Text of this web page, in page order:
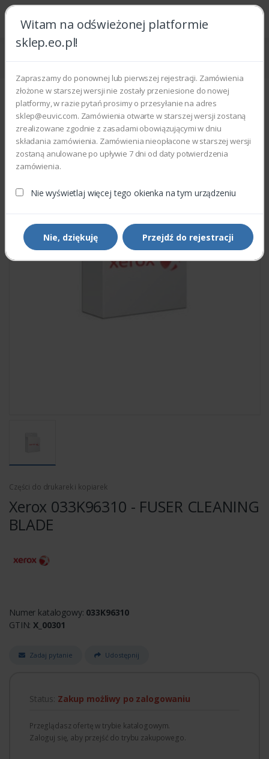
Witam na odświeżonej platformie
sklep.eo.pl!
Zapraszamy do ponownej lub pierwszej rejestracji. Zamówienia
złożone w starszej wersji nie zostały przeniesione do nowej
platformy, w razie pytań prosimy o przesyłanie na adres
sklep@euvic.com. Zamówienia otwarte w starszej wersji zostaną
zrealizowane zgodnie z zasadami obowiązującymi w dniu
składania zamówienia. Zamówienia nieopłacone w starszej wersji
zostaną anulowane po upływie 7 dni od daty potwierdzenia
zamówienia.
Nie wyświetlaj więcej tego okienka na tym urządzeniu
Nie, dziękuję Przejdź do rejestracji
Strona główna Części zamienne
Części do drukarek i kopiarek
Xerox 033K96310 - FUSER CLEANING
BLADE
Numer katalogowy: 033K96310
GTIN:X_00301
Zadaj pytanie Udostępnij
Status: Zakup możliwy po zalogowaniu
Przeglądasz ofertę w trybie katalogowym.
Zaloguj się, aby przejść do trybu zakupowego.